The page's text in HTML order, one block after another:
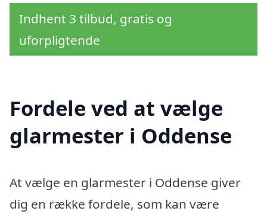
Indhent 3 tilbud, gratis og
uforpligtende
Fordele ved at vælge
glarmester i Oddense
At vælge en glarmester i Oddense giver
dig en række fordele, som kan være